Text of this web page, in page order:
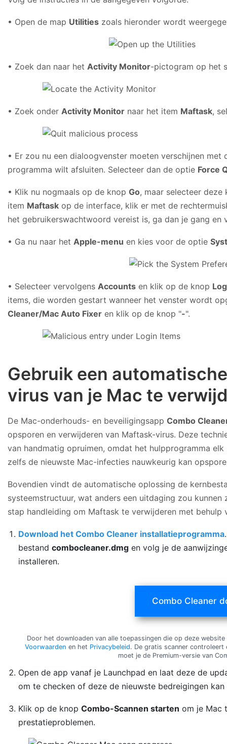
• Open de map Utilities zoals hieronder wordt
• Zoek dan naar het Activity Monitor-pictogram op het
• Zoek onder Activity Monitor naar het item Maftask,
• Er zou nu een dialoogvenster moeten verschijnen
programma wilt afsluiten. Selecteer dan de optie Force
• Klik nu nogmaals op de knop Go, maar selecteer deze
item Maftask op de interface, klik er met de
het gebruikerswachtwoord vereist is, ga dan je gang en
• Ga nu naar het Apple-menu en kies voor de optie
• Selecteer vervolgens Accounts en klik op de knop
items, die worden gestart wanneer het venster wordt
Cleaner/Mac Auto Fixer en klik op de knop "-".
Gebruik een
virus van je Mac te
De Mac-onderhouds- en beveiligingsapp Combo
opsporen en verwijderen van Maftask-virus. Deze
van handmatig opruimen, omdat het hulpprogramma
zelfs de nieuwste Mac-infecties nauwkeurig kan
Bovendien vindt de automatische oplossing de
systeemstructuur, wat anders een uitdaging zou
stap handleiding om Maftask te verwijderen met behulp
Download het Combo Cleaner installatieprogramma
bestandcombocleaner.dmg en volg je de
installeren.
Combo Cleaner
Door het downloaden van alle toepassingen die op deze
Voorwaarden en het Privacybeleid. De gratis scanner controleert
moet je de Premium-versie van
Open de app vanaf je Launchpad en laat deze de
om te checken of deze de nieuwste bedreigingen
Klik op de knopCombo-Scannen starten om je Mac
prestatieproblemen.